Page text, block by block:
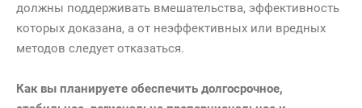
должны поддерживать вмешательства, эффективность
которых доказана, а от неэффективных или вредных
методов следует отказаться.
Как вы планируете обеспечить долгосрочное,